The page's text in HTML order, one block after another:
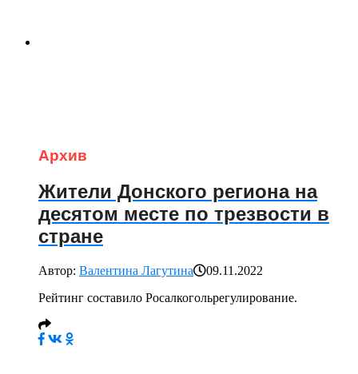
Архив
Жители Донского региона на
десятом месте по трезвости в
стране
Автор: Валентина Лагутина
09.11.2022
Рейтинг составило Росалкогольрегулирование.